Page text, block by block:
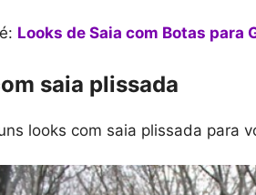
Looks de Saia com Botas para
saia plissada
looks com saia plissada para